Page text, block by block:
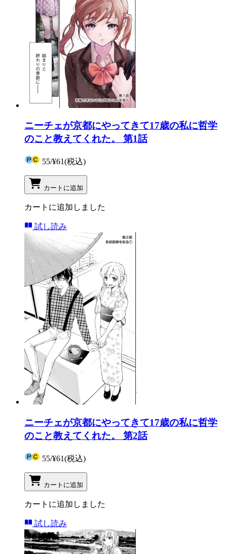
ニーチェが京都にやってきて17歳の私に哲学
のこと教えてくれた。 第1話
55/¥61(税込)
カートに追加
カートに追加しました
試し読み
ニーチェが京都にやってきて17歳の私に哲学
のこと教えてくれた。 第2話
55/¥61(税込)
カートに追加
カートに追加しました
試し読み